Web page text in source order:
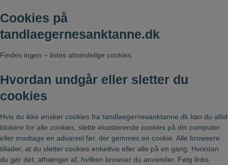
Cookies på
tandlaegernesanktanne.dk
Findes ingen – listes almindelige cookies
Hvordan undgår eller sletter du
cookies
Hvis du ikke ønsker cookies fra tandlaegernesanktanne.dk kan du altid
blokere for alle cookies, slette eksisterende cookies på din computer
eller modtage en advarsel før, der gemmes en cookie. Alle browsere
tillader, at du sletter cookies enkeltvis eller alle på en gang. Hvordan
du gør det, afhænger af, hvilken browser du anvender. Følg links